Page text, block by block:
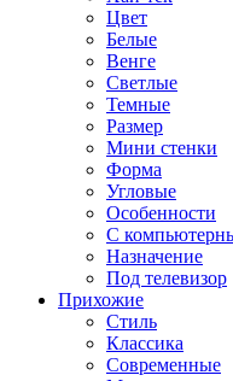
Цвет
Белые
Венге
Светлые
Темные
Размер
Мини стенки
Форма
Угловые
Особенности
С
Назначение
Под телевизор
Прихожие
Стиль
Классика
Современные